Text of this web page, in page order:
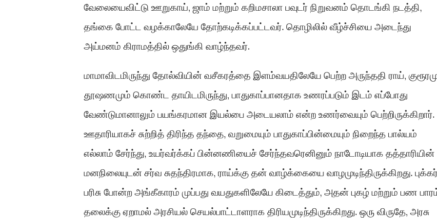
வேலையைவிட்டு ஊறுகாய், ஜாம் மற்றும் கறிமசாலா பவுடர் நிறுவனம் தொடங்கி நடத்தி,
தங்கை போட்ட வழக்காலேயே தோற்கடிக்கப்பட்டவர். தொழிலில் வீழ்ச்சியை அடைந்து
அய்மனம் கிராமத்தில் ஒதுங்கி வாழ்ந்தவர்.
மாமாவிடமிருந்து தோல்வியின் வசீகரத்தை இளம்வயதிலேயே பெற்ற அருந்ததி ராய்,
தூஷணமும் கொண்ட தாயிடமிருந்து, பாதுகாப்பானதாக உணரப்படும் இடம் எப்போது
வேண்டுமானாலும் பயங்கரமான இயல்பை அடையலாம் என்ற உணர்வையும் பெற்றிருக்கிறார்.
ஊதாரியாகச் சுற்றித் திரிந்த தந்தை, வறுமையும் பாதுகாப்பின்மையும் நிறைந்த பால்யம்
எல்லாம் சேர்ந்து, உயர்வர்க்கப் பின்னணியைச் சேர்ந்தவரெனினும் நாடோடியாக தத்தாரியின்
மனநிலையுடன் சர்வ சுதந்திரமாக, ராய்க்கு தன் வாழ்க்கையை வாழமுடிந்திருக்கிறது.
பரிசு போன்ற அங்கீகாரம் முப்பது வயதுகளிலேயே கிடைத்தும், அதன் புகழ் மற்றும் பண
தலைக்கு ஏறாமல் அரசியல் செயல்பாட்டாளராக திரியமுடிந்திருக்கிறது. ஒரு விருதே, அரசு